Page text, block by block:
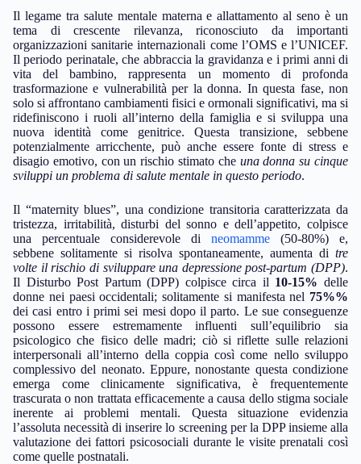
Il legame tra salute mentale materna e allattamento al seno è un
tema di crescente rilevanza, riconosciuto da importanti
organizzazioni sanitarie internazionali come l’OMS e l’UNICEF.
Il periodo perinatale, che abbraccia la gravidanza e i primi anni di
vita del bambino, rappresenta un momento di profonda
trasformazione e vulnerabilità per la donna. In questa fase, non
solo si affrontano cambiamenti fisici e ormonali significativi, ma si
ridefiniscono i ruoli all’interno della famiglia e si sviluppa una
nuova identità come genitrice. Questa transizione, sebbene
potenzialmente arricchente, può anche essere fonte di stress e
disagio emotivo, con un rischio stimato che una donna su cinque
sviluppi un problema di salute mentale in questo periodo.
Il “maternity blues”, una condizione transitoria caratterizzata da
tristezza, irritabilità, disturbi del sonno e dell’appetito, colpisce
una percentuale considerevole di neomamme (50-80%) e,
sebbene solitamente si risolva spontaneamente, aumenta di tre
volte il rischio di sviluppare una depressione post-partum (DPP).
Il Disturbo Post Partum (DPP) colpisce circa il 10-15% delle
donne nei paesi occidentali; solitamente si manifesta nel 75%%
dei casi entro i primi sei mesi dopo il parto. Le sue conseguenze
possono essere estremamente influenti sull’equilibrio sia
psicologico che fisico delle madri; ciò si riflette sulle relazioni
interpersonali all’interno della coppia così come nello sviluppo
complessivo del neonato. Eppure, nonostante questa condizione
emerga come clinicamente significativa, è frequentemente
trascurata o non trattata efficacemente a causa dello stigma sociale
inerente ai problemi mentali. Questa situazione evidenzia
l’assoluta necessità di inserire lo screening per la DPP insieme alla
valutazione dei fattori psicosociali durante le visite prenatali così
come quelle postnatali.